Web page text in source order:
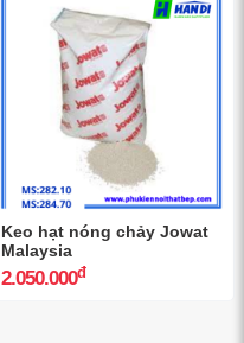
Keo hạt nóng chảy Jowat
Malaysia
2.050.000đ